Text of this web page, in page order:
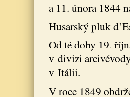
a 11. února 1844
Husarský pluk
Od té doby 19.
v divizi
v Itálii.
V roce 1849